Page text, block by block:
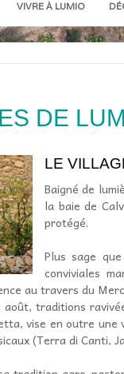
VIVRE À LUMIO
DE
LE
Baigné de
la baie de
protégé.
Plus sage
conviviales
au travers du
traditions
vise en outre
(Terra di Canti,